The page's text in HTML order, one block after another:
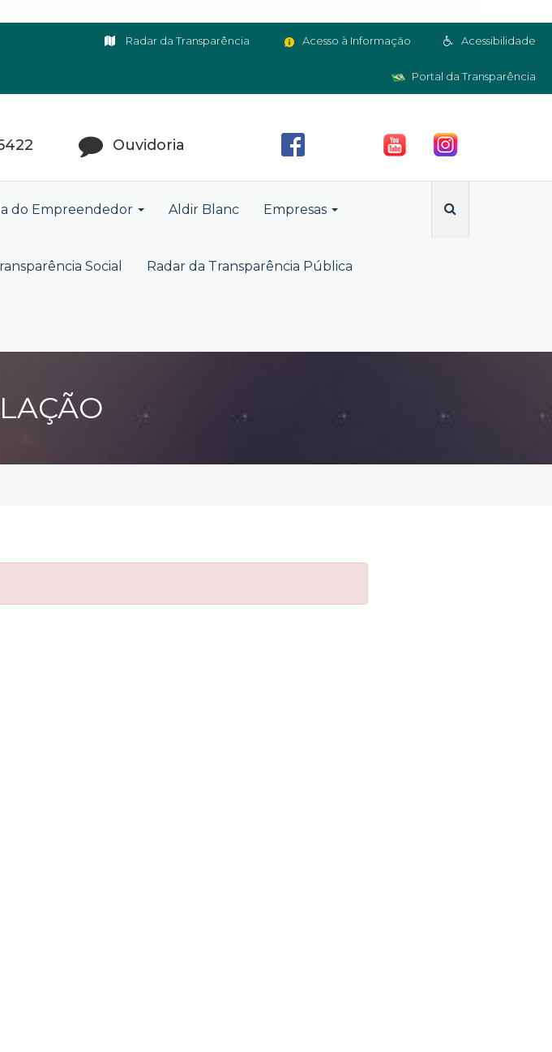
Acessibilidade
Acesso à Informação
Radar da Transparência
Portal da Transparência
Ouvidoria
do Empreendedor Aldir Blanc Empresas
Social Radar da Transparência Pública